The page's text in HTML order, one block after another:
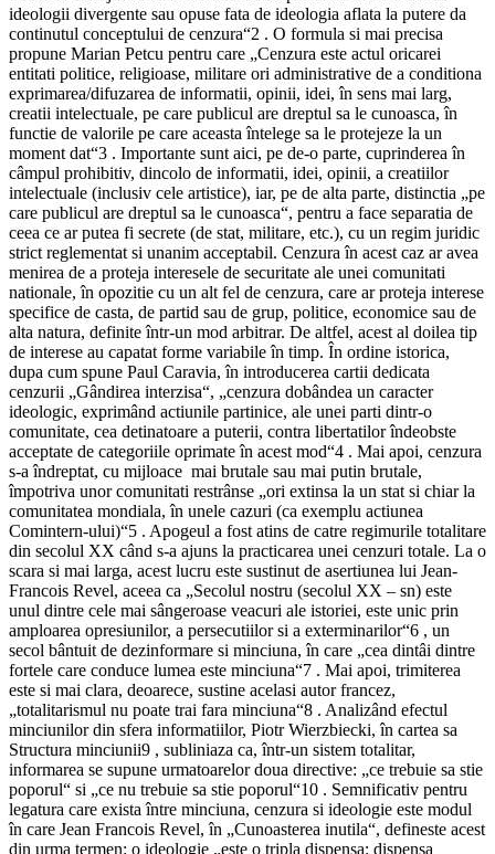
ideologii divergente sau opuse fata de ideologia aflata la putere da
continutul conceptului de cenzura“2 . O formula si mai precisa
propune Marian Petcu pentru care „Cenzura este actul oricarei
entitati politice, religioase, militare ori administrative de a conditiona
exprimarea/difuzarea de informatii, opinii, idei, în sens mai larg,
creatii intelectuale, pe care publicul are dreptul sa le cunoasca, în
functie de valorile pe care aceasta întelege sa le protejeze la un
moment dat“3 . Importante sunt aici, pe de-o parte, cuprinderea în
câmpul prohibitiv, dincolo de informatii, idei, opinii, a creatiilor
intelectuale (inclusiv cele artistice), iar, pe de alta parte, distinctia „pe
care publicul are dreptul sa le cunoasca“, pentru a face separatia de
ceea ce ar putea fi secrete (de stat, militare, etc.), cu un regim juridic
strict reglementat si unanim acceptabil. Cenzura în acest caz ar avea
menirea de a proteja interesele de securitate ale unei comunitati
nationale, în opozitie cu un alt fel de cenzura, care ar proteja interese
specifice de casta, de partid sau de grup, politice, economice sau de
alta natura, definite într-un mod arbitrar. De altfel, acest al doilea tip
de interese au capatat forme variabile în timp. În ordine istorica,
dupa cum spune Paul Caravia, în introducerea cartii dedicata
cenzurii „Gândirea interzisa“, „cenzura dobândea un caracter
ideologic, exprimând actiunile partinice, ale unei parti dintr-o
comunitate, cea detinatoare a puterii, contra libertatilor îndeobste
acceptate de categoriile oprimate în acest mod“4 . Mai apoi, cenzura
s-a îndreptat, cu mijloace mai brutale sau mai putin brutale,
împotriva unor comunitati restrânse „ori extinsa la un stat si chiar la
comunitatea mondiala, în unele cazuri (ca exemplu actiunea
Comintern-ului)“5 . Apogeul a fost atins de catre regimurile totalitare
din secolul XX când s-a ajuns la practicarea unei cenzuri totale. La o
scara si mai larga, acest lucru este sustinut de asertiunea lui Jean-
Francois Revel, aceea ca „Secolul nostru (secolul XX – sn) este
unul dintre cele mai sângeroase veacuri ale istoriei, este unic prin
amploarea opresiunilor, a persecutiilor si a exterminarilor“6 , un
secol bântuit de dezinformare si minciuna, în care „cea dintâi dintre
fortele care conduce lumea este minciuna“7 . Mai apoi, trimiterea
este si mai clara, deoarece, sustine acelasi autor francez,
„totalitarismul nu poate trai fara minciuna“8 . Analizând efectul
minciunilor din sfera informatiilor, Piotr Wierzbiecki, în cartea sa
Structura minciunii9 , subliniaza ca, într-un sistem totalitar,
informarea se supune urmatoarelor doua directive: „ce trebuie sa stie
poporul“ si „ce nu trebuie sa stie poporul“10 . Semnificativ pentru
legatura care exista între minciuna, cenzura si ideologie este modul
în care Jean Francois Revel, în „Cunoasterea inutila“, defineste acest
din urma termen: o ideologie „este o tripla dispensa: dispensa